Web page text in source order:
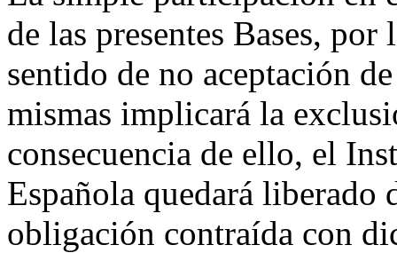
de las presentes Bases,
sentido de no aceptación
mismas implicará la
consecuencia de ello, el
Española quedará
obligación contraída con